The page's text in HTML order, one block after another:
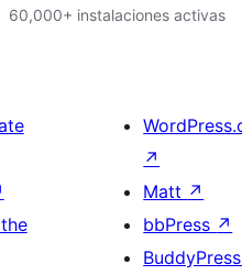
60,000+ instalaciones activas
↗
Matt ↗
bbPress ↗
BuddyPress